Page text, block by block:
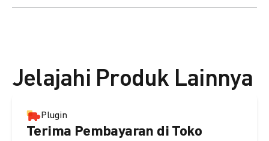
Jelajahi Produk Lainnya
Plugin
Terima Pembayaran di Toko